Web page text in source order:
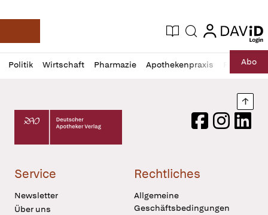
Deutsche Apotheker Zeitung
Aktuelle Ausgabe
Suche login
login
Politik Wirtschaft Pharmazie Apothekenpraxis RechtAbo
Profil
öffnen
Daz
Pur
Deutscher Apotheker Verlag Logo
FacebookInstagram
Service
Newsletter
Über uns
Rechtliches
Allgemeine
Geschäftsbedingungen